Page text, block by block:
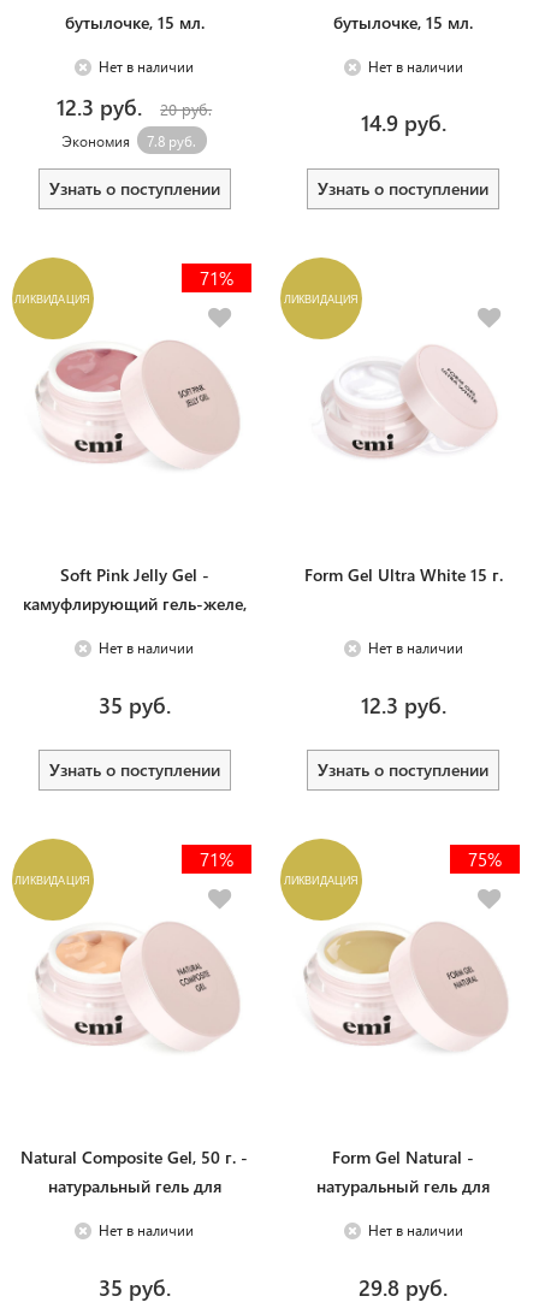
бутылочке, 15 мл.
Нет в наличии
12.3 руб. 20 руб.
Экономия 7.8 руб.
Узнать о поступлении
бутылочке, 15 мл.
Нет в наличии
14.9 руб.
Узнать о поступлении
ЛИКВИДАЦИЯ
71%
Soft Pink Jelly Gel -
камуфлирующий гель-желе,
Нет в наличии
35 руб.
Узнать о поступлении
ЛИКВИДАЦИЯ
Form Gel Ultra White 15 г.
Нет в наличии
12.3 руб.
Узнать о поступлении
ЛИКВИДАЦИЯ
71%
Natural Composite Gel, 50 г. -
натуральный гель для
запечатывания натуральных
Нет в наличии
35 руб.
ЛИКВИДАЦИЯ
75%
Form Gel Natural -
натуральный гель для
Нет в наличии
29.8 руб.